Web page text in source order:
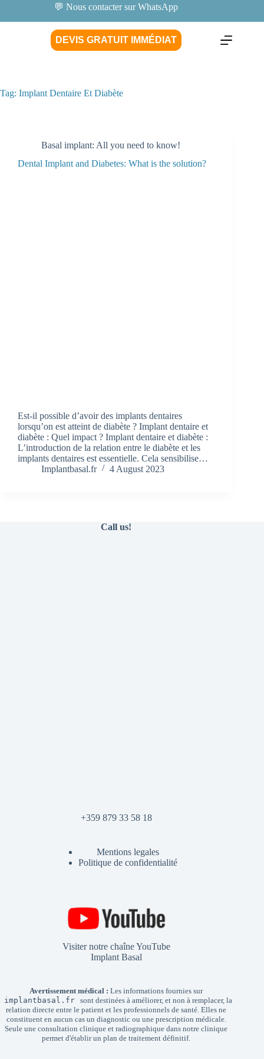
💬 Nous contacter sur WhatsApp
DEVIS GRATUIT IMMÉDIAT
Tag: Implant Dentaire Et Diabète
Basal implant: All you need to know!
Dental Implant and Diabetes: What is the solution?
Est-il possible d’avoir des implants dentaires
lorsqu’on est atteint de diabète ? Implant dentaire et
diabète : Quel impact ? Implant dentaire et diabète :
L’introduction de la relation entre le diabète et les
implants dentaires est essentielle. Cela sensibilise…
Implantbasal.fr
4 August 2023
Call us!
+359 879 33 58 18
Mentions legales
Politique de confidentialité
Visiter notre chaîne YouTube
Implant Basal
Avertissement médical : Les informations fournies sur
implantbasal.fr
sont destinées à améliorer, et non à remplacer, la
relation directe entre le patient et les professionnels de santé. Elles ne
constituent en aucun cas un diagnostic ou une prescription médicale.
Seule une consultation clinique et radiographique dans notre clinique
permet d'établir un plan de traitement définitif.